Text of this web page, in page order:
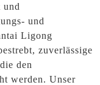
und
und
Ligong
zuverlässige
den
werden. Unser